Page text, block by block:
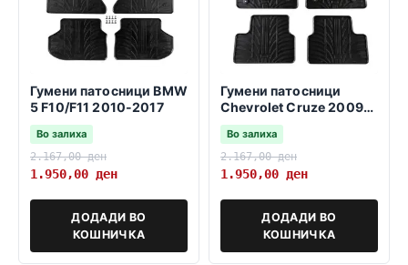
Гумени патосници BMW
5 F10/F11 2010-2017
Во залиха
2.167,00ден
1.950,00 ден
ДОДАДИ ВО
КОШНИЧКА
Гумени патосници
Chevrolet Cruze 2009-
2016
Во залиха
2.167,00ден
1.950,00 ден
ДОДАДИ ВО
КОШНИЧКА